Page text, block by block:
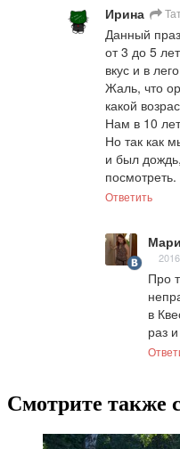
Ирина
Данный
от 3 до 5
вкус и в
Жаль, что
какой
Нам в 10
Но так как
и был
посмотреть.
Ответить
Про
в
раз
Смотрите также